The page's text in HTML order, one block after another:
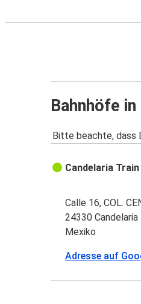
Bahnhöfe
Bitte beachte, dass
Candelaria
Calle 16, COL.
24330 Candelaria
Mexiko
Adresse auf